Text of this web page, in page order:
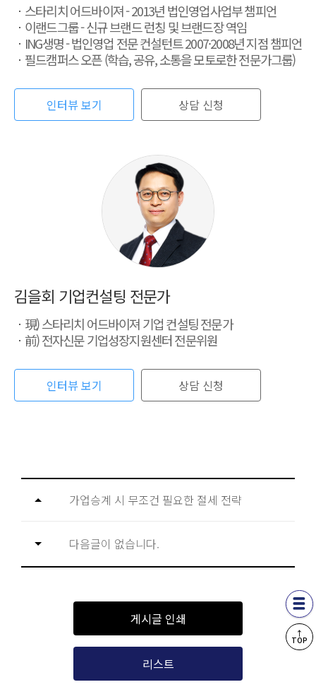
스타리치 어드바이져 - 2013년 법인영업사업부 챔피언
이랜드그룹 - 신규 브랜드 런칭 및 브랜드장 역임
ING생명 - 법인영업 전문 컨설턴트 2007·2008년 지점 챔피언
필드캠퍼스 오픈 (학습, 공유, 소통을 모토로한 전문가그룹)
인터뷰 보기 상담 신청
김을회 기업컨설팅 전문가
現) 스타리치 어드바이져 기업 컨설팅 전문가
前) 전자신문 기업성장지원센터 전문위원
인터뷰 보기 상담 신청
가업승계 시 무조건 필요한 절세 전략
다음글이 없습니다.
게시글 인쇄
리스트
↑
TOP